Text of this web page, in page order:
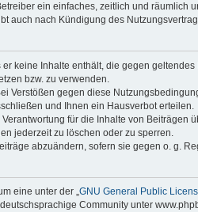
ein einfaches, zeitlich und
auch nach Kündigung des
keine Inhalte enthält, die gegen
bzw. zu verwenden.
Verstößen gegen diese
und Ihnen ein Hausverbot erteilen.
für die Inhalte von
jederzeit zu löschen oder zu sperren.
abzuändern, sofern sie gegen o. g.
eine unter der „GNU General Public
Community unter